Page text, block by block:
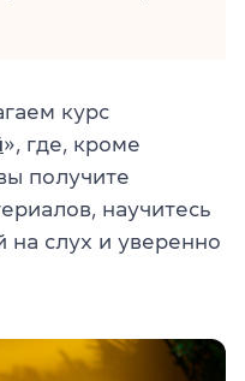
курс
», где, кроме
получите
научитесь
на слух и уверенно